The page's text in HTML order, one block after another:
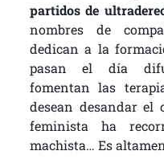
partidos de
nombres de
dedican a la
pasan el día
fomentan las
desean desandar el
feminista ha
machista… Es